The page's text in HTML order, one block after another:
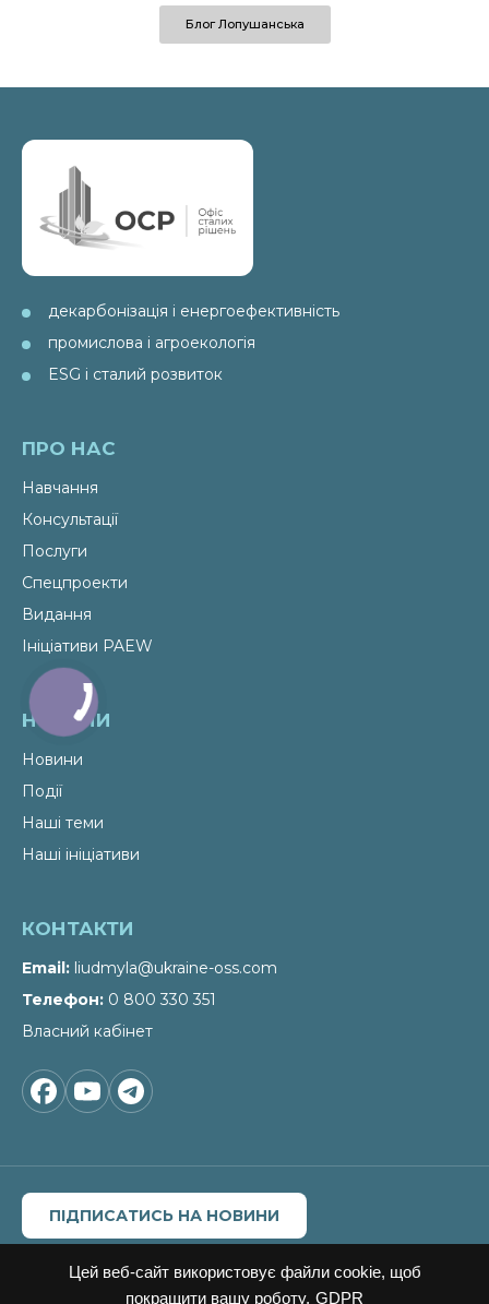
Цей веб-сайт використовує файли cookie, щоб
покращити вашу роботу. GDPR
Блог Лопушанська
декарбонізація і енергоефективність
промислова і агроекологія
ESG і сталий розвиток
ПРО НАС
Навчання
Консультації
Послуги
Спецпроекти
Видання
Ініціативи PAEW
НОВИНИ
Новини
Події
Наші теми
Наші ініціативи
КОНТАКТИ
Email liudmyla@ukraine-oss.com
Телефон 0 800 330 351
Власний кабінет
ПІДПИСАТИСЬ НА НОВИНИ
Цитування, копіювання окремих частин текстів чи
зображень, передрук чи будь-яке інше поширення
інформації Офісу сталих рішень можливе за умови